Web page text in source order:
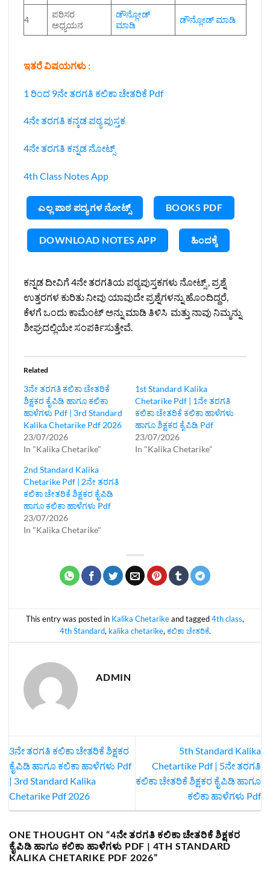
4
ಪರಿಸರ
ಅಧ್ಯಯನ
ಡೌನ್ಲೋಡ್‌
ಮಾಡಿ
ಡೌನ್ಲೋಡ್‌ ಮಾಡಿ
ಇತರೆ ವಿಷಯಗಳು :
1 ರಿಂದ 9ನೇ ತರಗತಿ ಕಲಿಕಾ ಚೇತರಿಕೆ Pdf
4ನೇ ತರಗತಿ ಕನ್ಕಡ ಪಠ್ಯ ಪುಸ್ತಕ
4ನೇ ತರಗತಿ ಕನ್ನಡ ನೋಟ್ಸ್‌
4th Class Notes App
ಎಲ್ಲ ಪಾಠ ಪದ್ಯಗಳ ನೋಟ್ಸ್ BOOKS PDF
DOWNLOAD NOTES APP ಹಿಂದಕ್ಕೆ
ಕನ್ನಡ ದೀವಿಗೆ 4ನೇ ತರಗತಿಯ ಪಠ್ಯಪುಸ್ತಕಗಳು ನೋಟ್ಸ್ , ಪ್ರಶ್ನೆ
ಉತ್ತರಗಳ ಕುರಿತು ನೀವು ಯಾವುದೇ ಪ್ರಶ್ನೆಗಳನ್ನು ಹೊಂದಿದ್ದರೆ,
ಕೆಳಗೆ ಒಂದು ಕಾಮೆಂಟ್ ಅನ್ನು ಮಾಡಿ ತಿಳಿಸಿ ಮತ್ತು ನಾವು ನಿಮ್ಮನ್ನು
ಶೀಘ್ರದಲ್ಲಿಯೇ ಸಂಪರ್ಕಿಸುತ್ತೇವೆ.
Related
3ನೇ ತರಗತಿ ಕಲಿಕಾ ಚೇತರಿಕೆ
ಶಿಕ್ಷಕರ ಕೈಪಿಡಿ ಹಾಗೂ ಕಲಿಕಾ
ಹಾಳೆಗಳು Pdf | 3rd Standard
Kalika Chetarike Pdf 2026
23/07/2026
In "Kalika Chetarike"
1st Standard Kalika
Chetarike Pdf | 1ನೇ ತರಗತಿ
ಕಲಿಕಾ ಚೇತರಿಕೆ ಕಲಿಕಾ ಹಾಳೆಗಳು
ಹಾಗೂ ಶಿಕ್ಷಕರ ಕೈಪಿಡಿ Pdf
23/07/2026
In "Kalika Chetarike"
2nd Standard Kalika
Chetarike Pdf | 2ನೇ ತರಗತಿ
ಕಲಿಕಾ ಚೇತರಿಕೆ ಶಿಕ್ಷಕರ ಕೈಪಿಡಿ
ಹಾಗೂ ಕಲಿಕಾ ಹಾಳೆಗಳು Pdf
23/07/2026
In "Kalika Chetarike"
This entry was posted in Kalika Chetarikeand tagged4th class,
4th Standard, kalika chetarike, ಕಲಿಕಾ ಚೇತರಿಕೆ.
ADMIN
3ನೇ ತರಗತಿ ಕಲಿಕಾ ಚೇತರಿಕೆ ಶಿಕ್ಷಕರ
ಕೈಪಿಡಿ ಹಾಗೂ ಕಲಿಕಾ ಹಾಳೆಗಳು Pdf
| 3rd Standard Kalika
Chetarike Pdf 2026
5th Standard Kalika
Chetartike Pdf | 5ನೇ ತರಗತಿ
ಕಲಿಕಾ ಚೇತರಿಕೆ ಶಿಕ್ಷಕರ ಕೈಪಿಡಿ ಹಾಗೂ
ಕಲಿಕಾ ಹಾಳೆಗಳು Pdf
ONE THOUGHT ON “4ನೇ ತರಗತಿ ಕಲಿಕಾ ಚೇತರಿಕೆ ಶಿಕ್ಷಕರ
ಕೈಪಿಡಿ ಹಾಗೂ ಕಲಿಕಾ ಹಾಳೆಗಳು PDF | 4TH STANDARD
KALIKA CHETARIKE PDF 2026”